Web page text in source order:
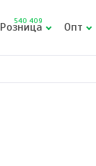
Розница
540 409 Опт